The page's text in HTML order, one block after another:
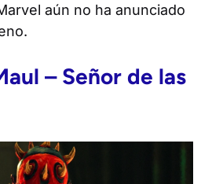
aún no ha anunciado
– Señor de las